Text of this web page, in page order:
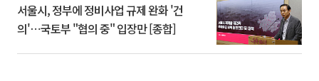
서울시, 정부에 정비사업 규제 완화 '건
의'⋯국토부 "협의 중" 입장만 [종합]